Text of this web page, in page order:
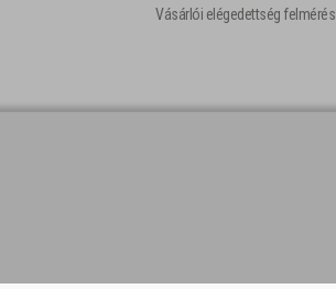
Vásárlói elégedettség felmérés